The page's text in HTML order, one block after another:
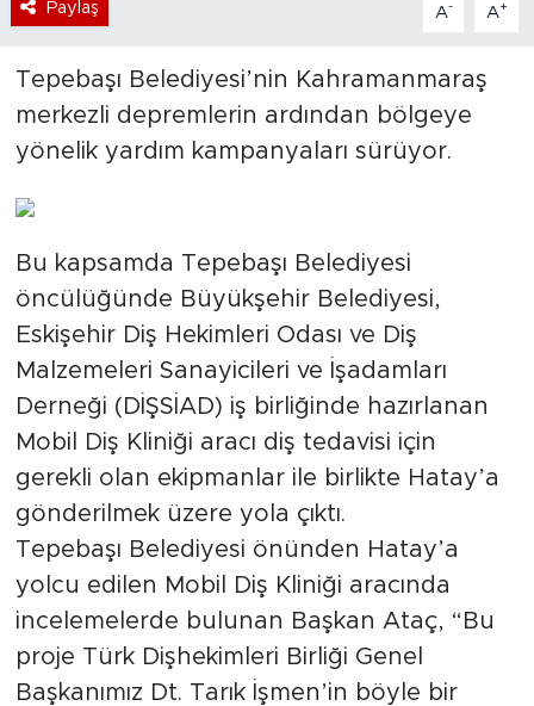
Paylaş A- A+
Tepebaşı Belediyesi’nin Kahramanmaraş
merkezli depremlerin ardından bölgeye
yönelik yardım kampanyaları sürüyor.
Bu kapsamda Tepebaşı Belediyesi
öncülüğünde Büyükşehir Belediyesi,
Eskişehir Diş Hekimleri Odası ve Diş
Malzemeleri Sanayicileri ve İşadamları
Derneği (DİŞSİAD) iş birliğinde hazırlanan
Mobil Diş Kliniği aracı diş tedavisi için
gerekli olan ekipmanlar ile birlikte Hatay’a
gönderilmek üzere yola çıktı.
Tepebaşı Belediyesi önünden Hatay’a
yolcu edilen Mobil Diş Kliniği aracında
incelemelerde bulunan Başkan Ataç, “Bu
proje Türk Dişhekimleri Birliği Genel
Başkanımız Dt. Tarık İşmen’in böyle bir